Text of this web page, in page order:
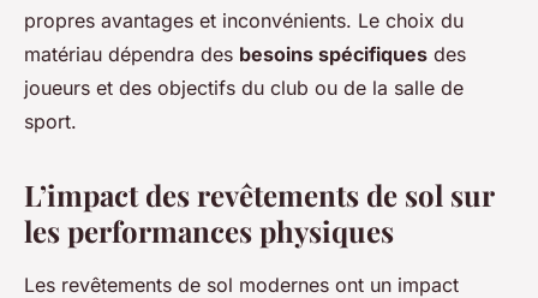
propres avantages et inconvénients. Le choix du
matériau dépendra des besoins spécifiques des
joueurs et des objectifs du club ou de la salle de
sport.
L’impact des revêtements de sol sur
les performances physiques
Les revêtements de sol modernes ont un impact